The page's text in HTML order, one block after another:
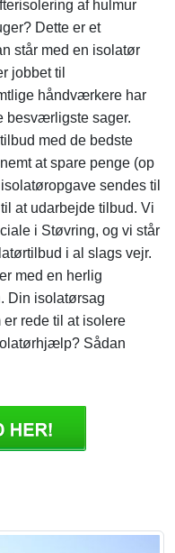
af hulmur
Dette er et
står med en isolatør
jobbet til
håndværkere har
besværligste sager.
med de bedste
at spare penge (op
sendes til
at udarbejde tilbud. Vi
i Støvring, og vi står
i al slags vejr.
med en herlig
Din isolatørsag
rede til at isolere
Sådan